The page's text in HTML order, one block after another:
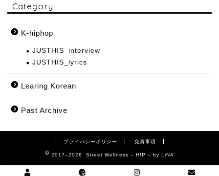
Category
K-hiphop
JUSTHIS_interview
JUSTHIS_lyrics
Learing Korean
Past Archive
プライバシーポリシー 免責事項
2017–2026 Street Wellness – H!P – by LiNA